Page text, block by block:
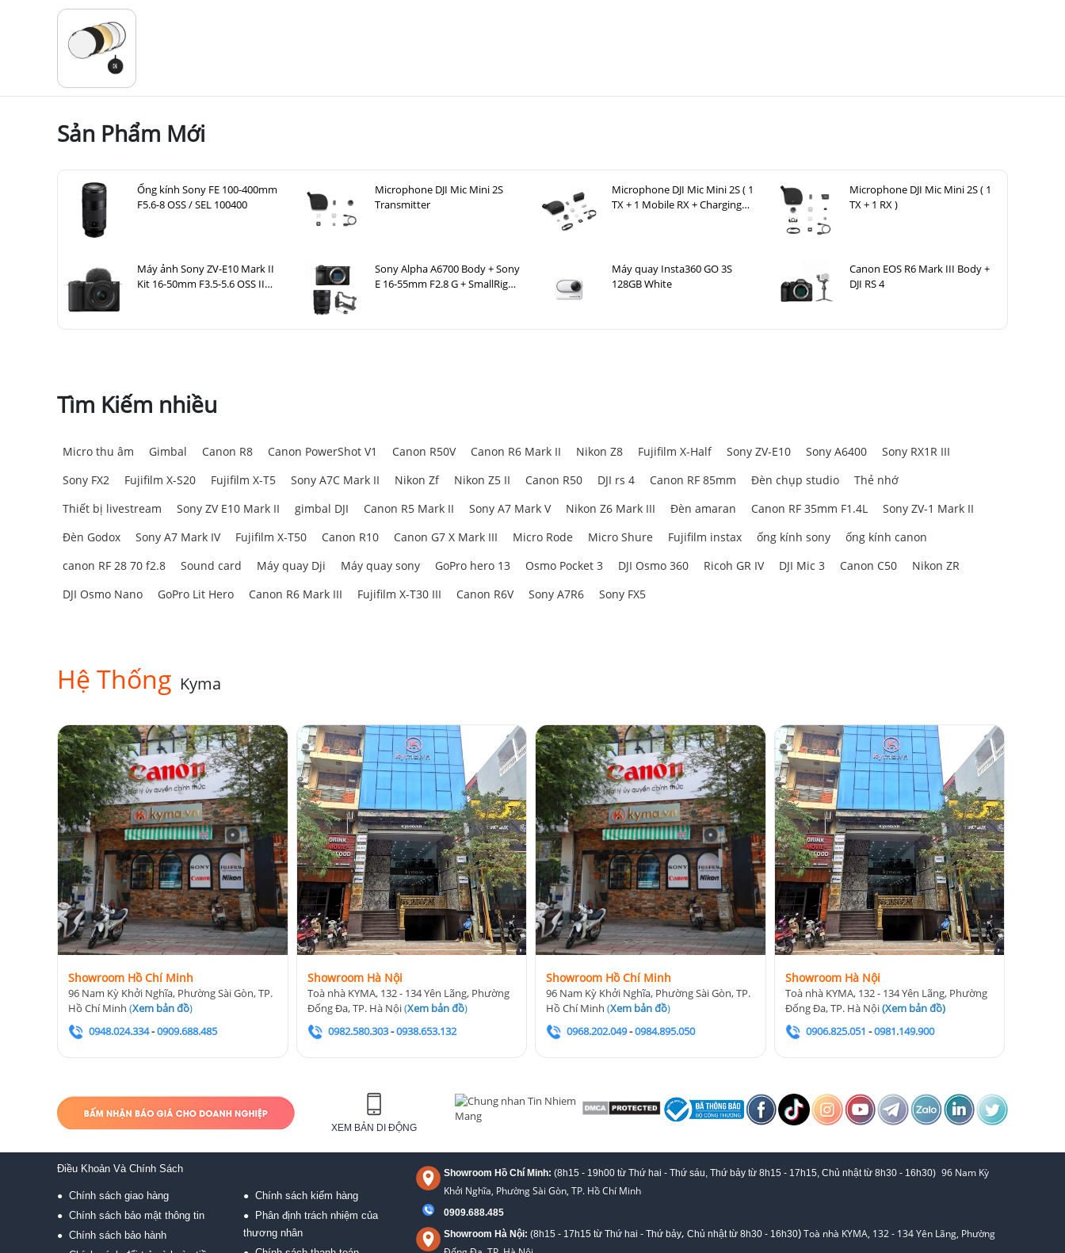
Sản Phẩm Mới
Ống kính Sony FE 100-400mm
F5.6-8 OSS / SEL 100400
Microphone DJI Mic Mini 2S
Transmitter
Microphone DJI Mic Mini 2S ( 1
TX + 1 Mobile RX + Charging
Microphone DJI Mic Mini 2S ( 1
TX + 1 RX )
Máy ảnh Sony ZV-E10 Mark II
Kit 16-50mm F3.5-5.6 OSS II
Sony Alpha A6700 Body + Sony
E 16-55mm F2.8 G + SmallRig
Máy quay Insta360 GO 3S
128GB White
Canon EOS R6 Mark III Body +
DJI RS 4
Tìm Kiếm nhiều
Micro thu âm Gimbal Canon R8 Canon PowerShot V1 Canon R50V Canon R6 Mark II Nikon Z8 Fujifilm X-Half Sony ZV-E10 Sony A6400
Sony RX1R III
Sony FX2
Fujifilm X-S20 Fujifilm X-T5 Sony A7C Mark II Nikon Zf Nikon Z5 II Canon R50 DJI rs 4 Canon RF 85mm Đèn chụp studio
Thẻ nhớ
Thiết bị livestream
Sony ZV E10 Mark II gimbal DJI Canon R5 Mark II Sony A7 Mark V Nikon Z6 Mark III Đèn amaran Canon RF 35mm F1.4L
Sony ZV-1 Mark II
Đèn Godox
Sony A7 Mark IV Fujifilm X-T50 Canon R10 Canon G7 X Mark III Micro Rode Micro Shure Fujifilm instax ống kính sony
ống kính canon
canon RF 28 70 f2.8
Sound card Máy quay Dji Máy quay sony GoPro hero 13 Osmo Pocket 3 DJI Osmo 360 Ricoh GR IV DJI Mic 3 Canon C50
Nikon ZR
DJI Osmo Nano
GoPro Lit Hero Canon R6 Mark III Fujifilm X-T30 III Canon R6V Sony A7R6 Sony FX5
Hệ Thống Kyma
Showroom Hồ Chí Minh
96 Nam Kỳ Khởi Nghĩa, Phường Sài Gòn, TP.
Hồ Chí Minh (Xem bản đồ)
0948.024.334-0909.688.485
Showroom Hà Nội
Toà nhà KYMA, 132 - 134 Yên Lãng, Phường
Đống Đa, TP. Hà Nội(Xem bản đồ)
0982.580.303-0938.653.132
Showroom Hồ Chí Minh
96 Nam Kỳ Khởi Nghĩa, Phường Sài Gòn, TP.
Hồ Chí Minh(Xem bản đồ)
0968.202.049-0984.895.050
Showroom Hà Nội
Toà nhà KYMA, 132 - 134 Yên Lãng, Phường
Đống Đa, TP. Hà Nội(Xem bản đồ)
0906.825.051 -0981.149.900
XEM BẢN DI ĐỘNG
Điều Khoản Và Chính Sách
● Chính sách giao hàng
● Chính sách bảo mật thông tin
● Chính sách bảo hành
● Chính sách kiểm hàng
●
Phân định trách nhiệm của
thương nhân
Showroom Hồ Chí Minh: (8h15 - 19h00 từ Thứ hai - Thứ sáu, Thứ bảy từ 8h15 - 17h15, Chủ nhật từ 8h30 - 16h30) 96 Nam Kỳ
Khởi Nghĩa, Phường Sài Gòn, TP. Hồ Chí Minh
0909.688.485
Showroom Hà Nội: (8h15 - 17h15 từ Thứ hai - Thứ bảy, Chủ nhật từ 8h30 - 16h30)Toà nhà KYMA, 132 - 134 Yên Lãng, Phường